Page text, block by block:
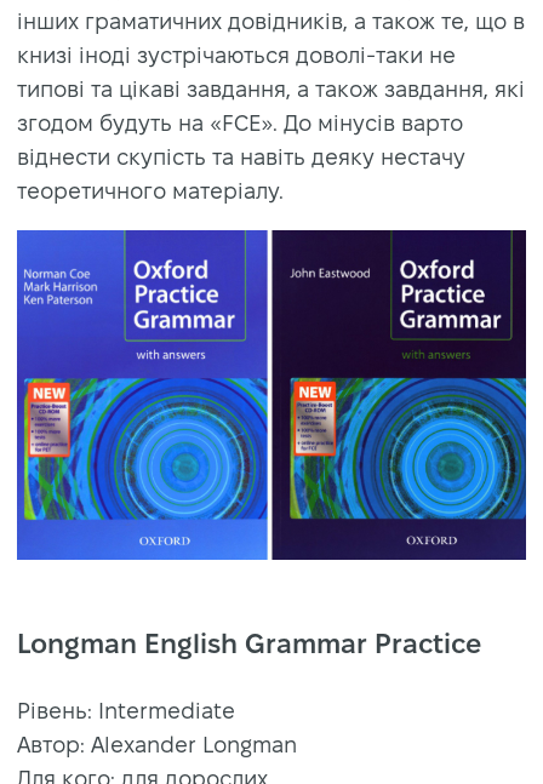
інших граматичних довідників, а також те, що в
книзі іноді зустрічаються доволі-таки не
типові та цікаві завдання, а також завдання, які
згодом будуть на «FCE». До мінусів варто
віднести скупість та навіть деяку нестачу
теоретичного матеріалу.
Longman English Grammar Practice
Рівень: Intermediate
Автор: Alexander Longman
Для кого: для дорослих